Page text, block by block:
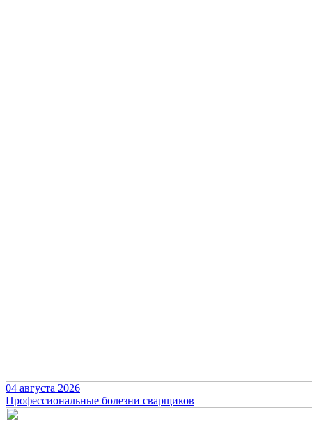
04 августа 2026
Профессиональные болезни сварщиков